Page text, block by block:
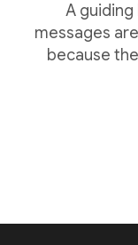
A
messages
because